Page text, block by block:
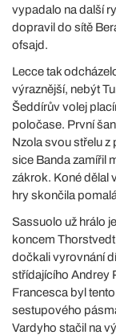
vypadalo na další
dopravil do sítě
ofsajd.
Lecce tak
výraznější, nebýt
Šeddírův volej
poločase. První
Nzola svou střelu z
sice Banda zamířil
zákrok. Koné dělal
hry skončila
Sassuolo už hrálo
koncem
dočkali vyrovnání
střídajícího Andrey
Francesca byl
sestupového
Vardyho stačil na